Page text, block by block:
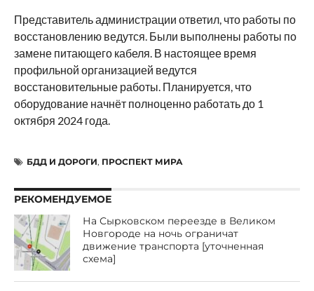
Представитель администрации ответил, что работы по
восстановлению ведутся. Были выполнены работы по
замене питающего кабеля. В настоящее время
профильной организацией ведутся
восстановительные работы. Планируется, что
оборудование начнёт полноценно работать до 1
октября 2024 года.
БДД И ДОРОГИ, ПРОСПЕКТ МИРА
РЕКОМЕНДУЕМОЕ
На Сырковском переезде в Великом
Новгороде на ночь ограничат
движение транспорта [уточненная
схема]